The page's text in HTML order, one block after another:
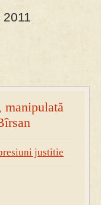
cu gulere albe
manipulată
justitie